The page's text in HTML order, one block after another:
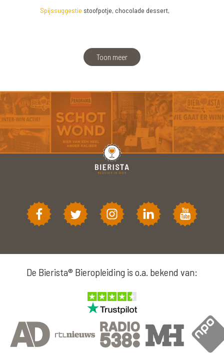
Spijssuggestie stoofpotje, chocolade dessert,
Toon meer
De Bierista® Bieropleiding is o.a. bekend van: